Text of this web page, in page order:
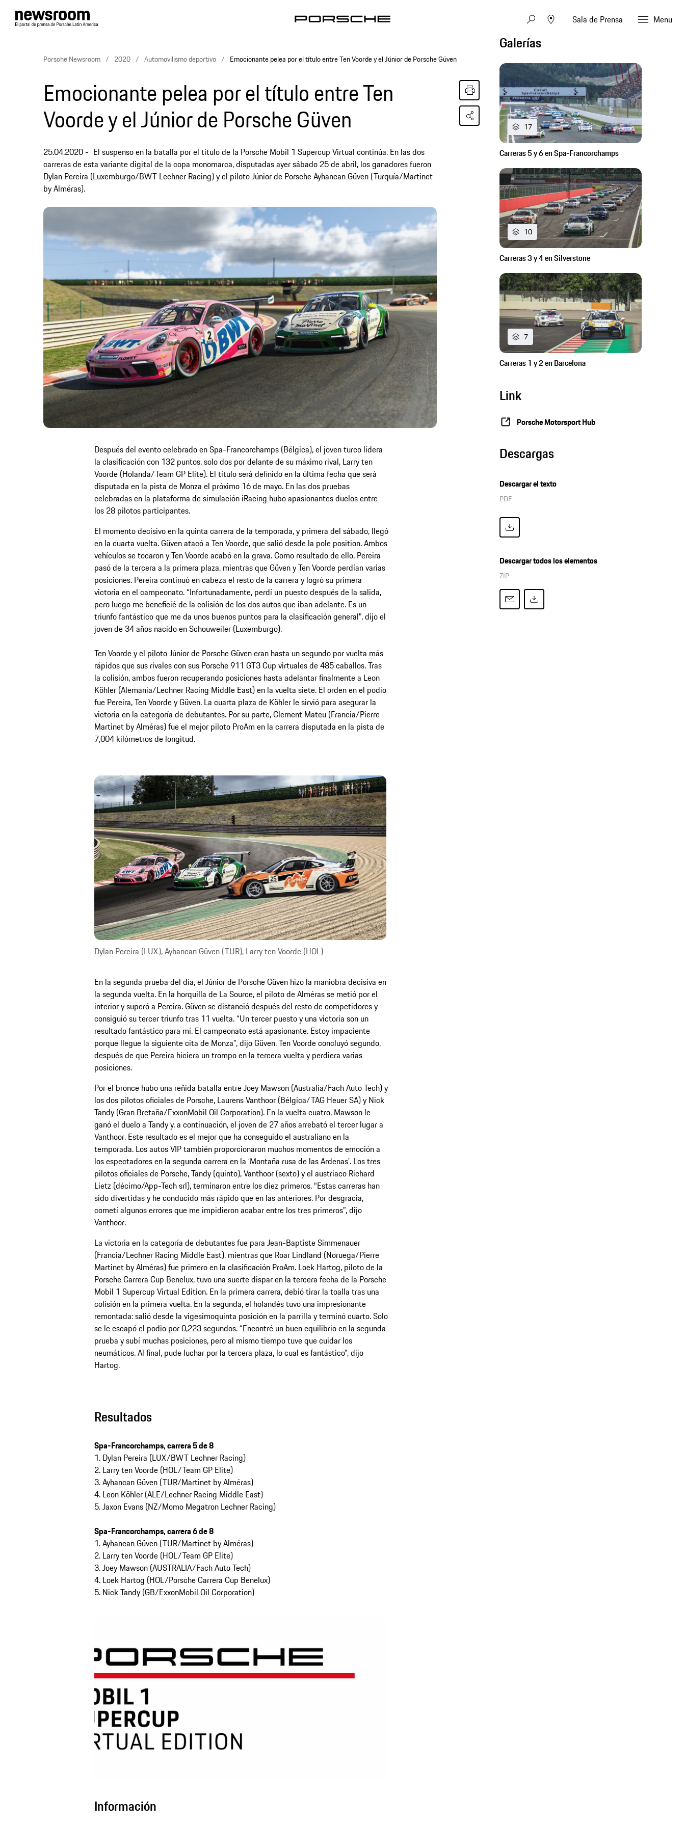
Sala de Prensa Menu
Porsche Newsroom 2020 Automovilismo deportivo Emocionante pelea por el título entre Ten Voorde y el Júnior de Porsche Güven
Emocionante pelea por el título entre Ten
Voorde y el Júnior de Porsche Güven
25.04.2020
El suspenso en la batalla por el título de la Porsche Mobil 1 Supercup Virtual continúa. En las dos
carreras de esta variante digital de la copa monomarca, disputadas ayer sábado 25 de abril, los ganadores fueron
Dylan Pereira (Luxemburgo/BWT Lechner Racing) y el piloto Júnior de Porsche Ayhancan Güven (Turquía/Martinet
by Alméras).
Después del evento celebrado en Spa-Francorchamps (Bélgica), el joven turco lidera
la clasificación con 132 puntos, solo dos por delante de su máximo rival, Larry ten
Voorde (Holanda/Team GP Elite). El título será definido en la última fecha que será
disputada en la pista de Monza el próximo 16 de mayo. En las dos pruebas
celebradas en la plataforma de simulación iRacing hubo apasionantes duelos entre
los 28 pilotos participantes.
El momento decisivo en la quinta carrera de la temporada, y primera del sábado, llegó
en la cuarta vuelta. Güven atacó a Ten Voorde, que salió desde la pole position. Ambos
vehículos se tocaron y Ten Voorde acabó en la grava. Como resultado de ello, Pereira
pasó de la tercera a la primera plaza, mientras que Güven y Ten Voorde perdían varias
posiciones. Pereira continuó en cabeza el resto de la carrera y logró su primera
victoria en el campeonato. “Infortunadamente, perdí un puesto después de la salida,
pero luego me beneficié de la colisión de los dos autos que iban adelante. Es un
triunfo fantástico que me da unos buenos puntos para la clasificación general”, dijo el
joven de 34 años nacido en Schouweiler (Luxemburgo).
Ten Voorde y el piloto Júnior de Porsche Güven eran hasta un segundo por vuelta más
rápidos que sus rivales con sus Porsche 911 GT3 Cup virtuales de 485 caballos. Tras
la colisión, ambos fueron recuperando posiciones hasta adelantar finalmente a Leon
Köhler (Alemania/Lechner Racing Middle East) en la vuelta siete. El orden en el podio
fue Pereira, Ten Voorde y Güven. La cuarta plaza de Köhler le sirvió para asegurar la
victoria en la categoría de debutantes. Por su parte, Clement Mateu (Francia/Pierre
Martinet by Alméras) fue el mejor piloto ProAm en la carrera disputada en la pista de
7,004 kilómetros de longitud.
Dylan Pereira (LUX), Ayhancan Güven (TUR), Larry ten Voorde (HOL)
En la segunda prueba del día, el Júnior de Porsche Güven hizo la maniobra decisiva en
la segunda vuelta. En la horquilla de La Source, el piloto de Alméras se metió por el
interior y superó a Pereira. Güven se distanció después del resto de competidores y
consiguió su tercer triunfo tras 11 vuelta. “Un tercer puesto y una victoria son un
resultado fantástico para mí. El campeonato está apasionante. Estoy impaciente
porque llegue la siguiente cita de Monza”, dijo Güven. Ten Voorde concluyó segundo,
después de que Pereira hiciera un trompo en la tercera vuelta y perdiera varias
posiciones.
Por el bronce hubo una reñida batalla entre Joey Mawson (Australia/Fach Auto Tech) y
los dos pilotos oficiales de Porsche, Laurens Vanthoor (Bélgica/TAG Heuer SA) y Nick
Tandy (Gran Bretaña/ExxonMobil Oil Corporation). En la vuelta cuatro, Mawson le
ganó el duelo a Tandy y, a continuación, el joven de 27 años arrebató el tercer lugar a
Vanthoor. Este resultado es el mejor que ha conseguido el australiano en la
temporada. Los autos VIP también proporcionaron muchos momentos de emoción a
los espectadores en la segunda carrera en la ‘Montaña rusa de las Ardenas’. Los tres
pilotos oficiales de Porsche, Tandy (quinto), Vanthoor (sexto) y el austriaco Richard
Lietz (décimo/App-Tech srl), terminaron entre los diez primeros. “Estas carreras han
sido divertidas y he conducido más rápido que en las anteriores. Por desgracia,
cometí algunos errores que me impidieron acabar entre los tres primeros”, dijo
Vanthoor.
La victoria en la categoría de debutantes fue para Jean-Baptiste Simmenauer
(Francia/Lechner Racing Middle East), mientras que Roar Lindland (Noruega/Pierre
Martinet by Alméras) fue primero en la clasificación ProAm. Loek Hartog, piloto de la
Porsche Carrera Cup Benelux, tuvo una suerte dispar en la tercera fecha de la Porsche
Mobil 1 Supercup Virtual Edition. En la primera carrera, debió tirar la toalla tras una
colisión en la primera vuelta. En la segunda, el holandés tuvo una impresionante
remontada: salió desde la vigesimoquinta posición en la parrilla y terminó cuarto. Solo
se le escapó el podio por 0,223 segundos. “Encontré un buen equilibrio en la segunda
prueba y subí muchas posiciones, pero al mismo tiempo tuve que cuidar los
neumáticos. Al final, pude luchar por la tercera plaza, lo cual es fantástico”, dijo
Hartog.
Resultados
Spa-Francorchamps, carrera 5 de 8
1. Dylan Pereira (LUX/BWT Lechner Racing)
2. Larry ten Voorde (HOL/Team GP Elite)
3. Ayhancan Güven (TUR/Martinet by Alméras)
4. Leon Köhler (ALE/Lechner Racing Middle East)
5. Jaxon Evans (NZ/Momo Megatron Lechner Racing)
Spa-Francorchamps, carrera 6 de 8
1. Ayhancan Güven (TUR/Martinet by Alméras)
2. Larry ten Voorde (HOL/Team GP Elite)
3. Joey Mawson (AUSTRALIA/Fach Auto Tech)
4. Loek Hartog (HOL/Porsche Carrera Cup Benelux)
5. Nick Tandy (GB/ExxonMobil Oil Corporation)
Información
Galerías
17
Carreras 5 y 6 en Spa-Francorchamps
10
Carreras 3 y 4 en Silverstone
7
Carreras 1 y 2 en Barcelona
Link
Porsche Motorsport Hub
Descargas
Descargar el texto
PDF
Descargar todos los elementos
ZIP